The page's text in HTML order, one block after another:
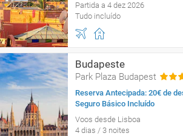
Partida a 4 dez 2026
Tudo incluído
Budapeste
Park Plaza Budapest
Reserva Antecipada: 20€ de
Seguro Básico Incluído
Voos desde Lisboa
4 dias / 3 noites